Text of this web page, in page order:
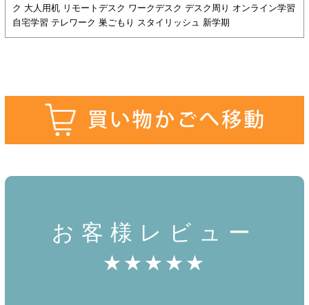
ク 大人用机 リモートデスク ワークデスク デスク周り オンライン学習
自宅学習 テレワーク 巣ごもり スタイリッシュ 新学期
お客様レビュー
★★★★★